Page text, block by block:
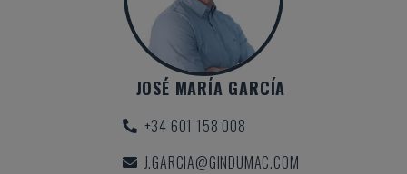
JOSÉ MARÍA GARCÍA
+34 601 158 008
J.GARCIA@GINDUMAC.COM